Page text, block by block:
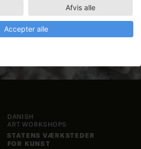
Afvis alle
Accepter alle